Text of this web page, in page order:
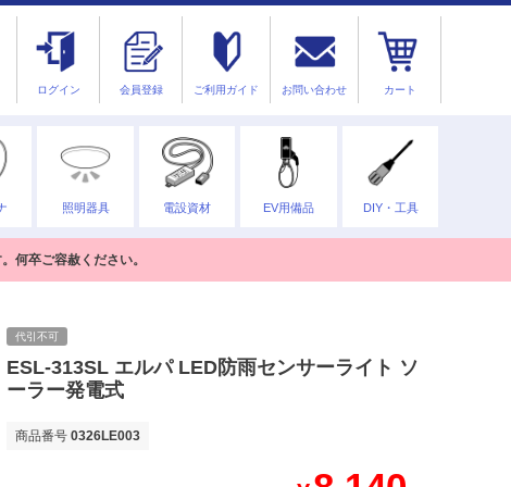
ログイン 会員登録 ご利用ガイド お問い合わせ カート
照明器具 電設資材 EV用備品 DIY・工具
何卒ご容赦ください。
代引不可
ESL-313SL エルパ LED防雨センサーライト ソ
ーラー発電式
商品番号 0326LE003